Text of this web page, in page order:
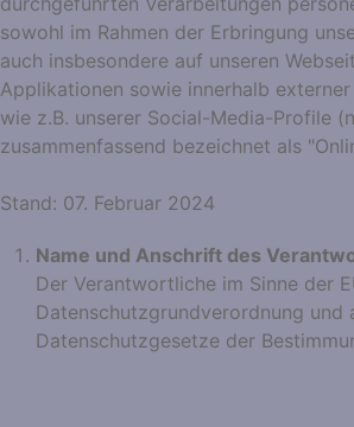
sowohl im Rahmen der Erbringung
auch insbesondere auf unseren
Applikationen sowie innerhalb externer
wie z.B. unserer Social-Media-Profile
zusammenfassend bezeichnet als
Stand: 07. Februar 2024
Name und Anschrift des
Der Verantwortliche im Sinne der
Datenschutzgrundverordnung und
Datenschutzgesetze der